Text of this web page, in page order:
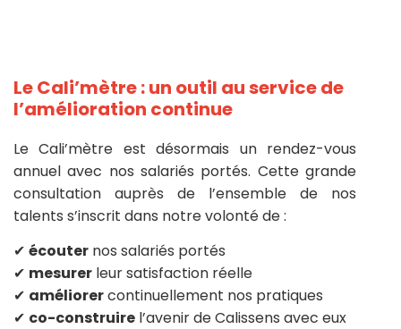
Le Cali’mètre : un outil au service de
l’amélioration continue
Le Cali’mètre est désormais un rendez-vous
annuel avec nos salariés portés. Cette grande
consultation auprès de l’ensemble de nos
talents s’inscrit dans notre volonté de :
✔ écouter nos salariés portés
✔ mesurer leur satisfaction réelle
✔ améliorercontinuellement nos pratiques
✔ co-construire l’avenir de Calissens avec eux